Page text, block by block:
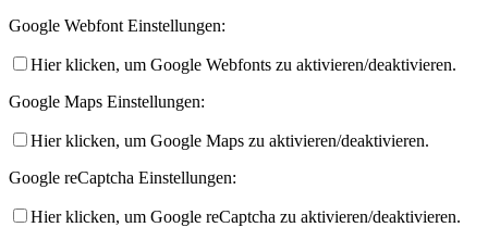
Google Webfont Einstellungen:
Hier klicken, um Google Webfonts zu aktivieren/deaktivieren.
Google Maps Einstellungen:
Hier klicken, um Google Maps zu aktivieren/deaktivieren.
Google reCaptcha Einstellungen:
Hier klicken, um Google reCaptcha zu aktivieren/deaktivieren.